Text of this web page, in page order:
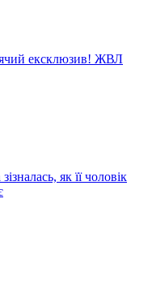
ексклюзив! ЖВЛ
як її чоловік